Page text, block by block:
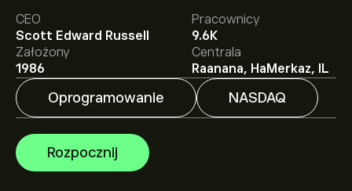
CEO
Scott Edward Russell
Pracownicy
9.6K
Założony
1986
Centrala
Raanana, HaMerkaz, IL
Oprogramowanie NASDAQ
Rozpocznij
Średnia cena docelowa dla instrumentu: Nice Ltd-ADR
wynosi 97.11‎$‎.
na eToro, aby poznać
szczegółowe prognozy analityków i ceny docelowe.
Analitycy oferują prognozy dla instrumentu: Nice Ltd-
ADR w oparciu o trendy rynkowe, raporty finansowe i
przewidywany wzrost. Sprawdź najnowsze prognozy
dotyczące przyszłych ruchów cen.
Kapitalizacja rynkowa Nice Ltd-ADR wynosi 5.68B‎$‎